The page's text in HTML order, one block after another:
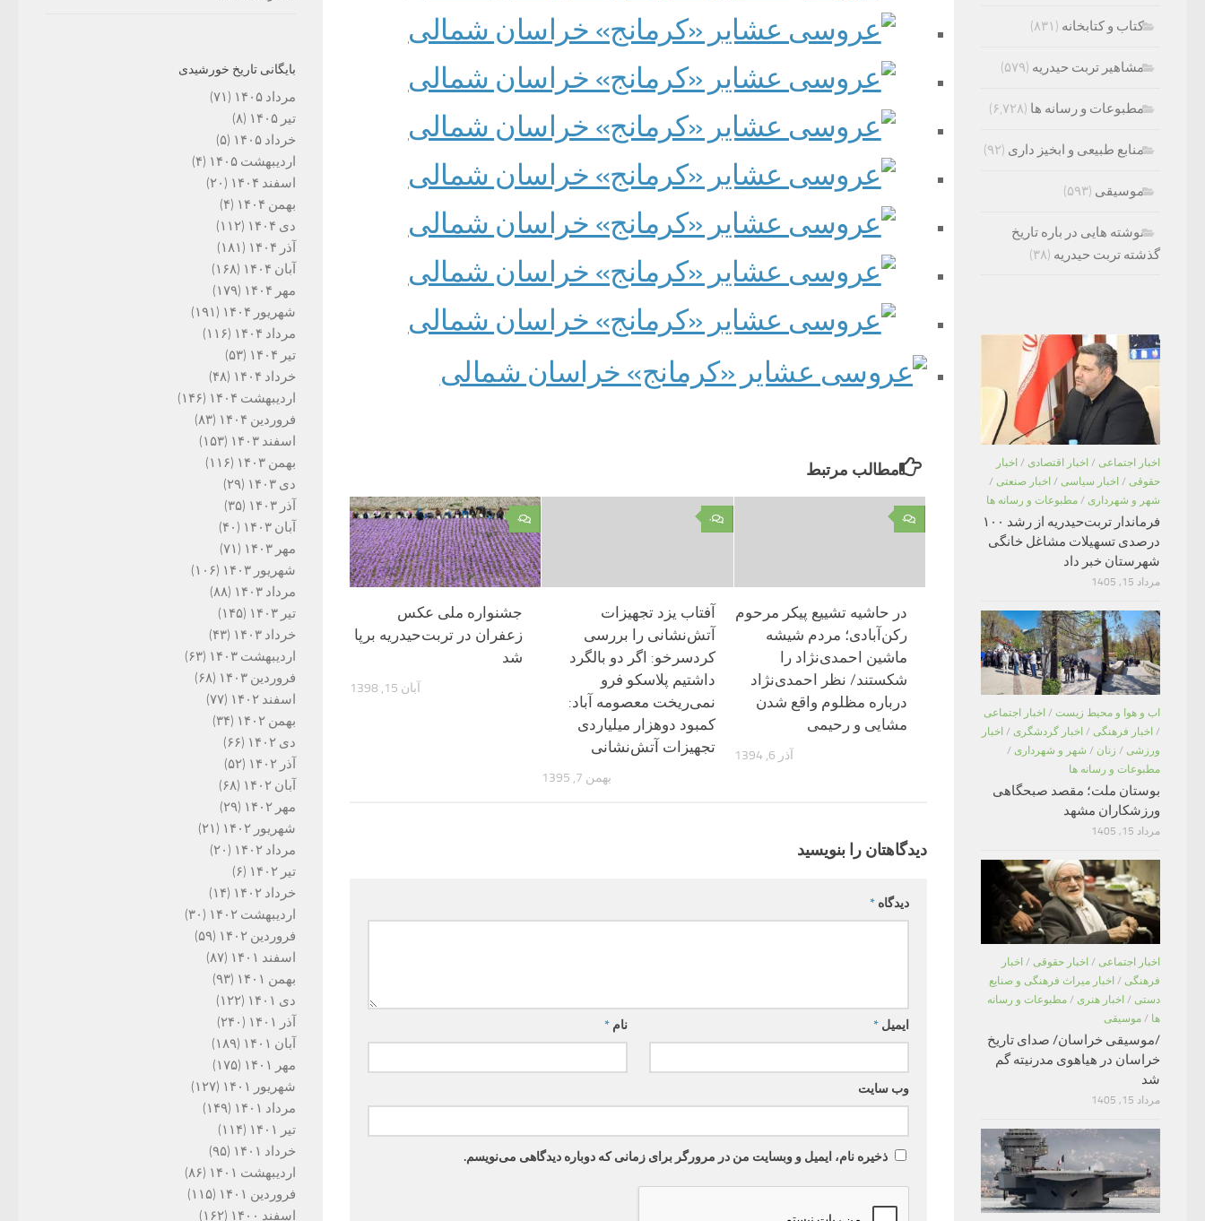
مطالب مرتبط
۰
جشنواره ملی عکس
زعفران در تربت‌حیدریه برپا
شد
آبان 15, 1398
۰
آفتاب یزد تجهیزات
آتش‌نشانی را بررسی
کردسرخو: اگر دو بالگرد
داشتیم پلاسکو فرو
نمی‌ریخت معصومه آباد:
کمبود دوهزار میلیاردی
تجهیزات آتش‌نشانی
بهمن 7, 1395
۰
در حاشیه‌ تشییع پیکر مرحوم
رکن‌آبادی؛ مردم شیشه
ماشین احمدی‌نژاد را
شکستند/ نظر احمدی‌نژاد
درباره مظلوم واقع شدن
مشایی و رحیمی
آذر 6, 1394
دیدگاهتان را بنویسید
دیدگاه *
نام* ایمیل *
وب‌ سایت
ذخیره نام، ایمیل و وبسایت من در مرورگر برای زمانی که دوباره دیدگاهی می‌نویسم.
بایگانی تاریخ خورشیدی
مرداد ۱۴۰۵
(۷۱)
تیر ۱۴۰۵
(۸)
خرداد ۱۴۰۵
(۵)
اردیبهشت ۱۴۰۵
(۴)
اسفند ۱۴۰۴
(۲۰)
بهمن ۱۴۰۴
(۴)
دی ۱۴۰۴
(۱۱۲)
آذر ۱۴۰۴
(۱۸۱)
آبان ۱۴۰۴
(۱۶۸)
مهر ۱۴۰۴
(۱۷۹)
شهریور ۱۴۰۴
(۱۹۱)
مرداد ۱۴۰۴
(۱۱۶)
تیر ۱۴۰۴
(۵۳)
خرداد ۱۴۰۴
(۴۸)
اردیبهشت ۱۴۰۴
(۱۴۶)
فروردین ۱۴۰۴
(۸۳)
اسفند ۱۴۰۳
(۱۵۳)
بهمن ۱۴۰۳
(۱۱۶)
دی ۱۴۰۳
(۲۹)
آذر ۱۴۰۳
(۳۵)
آبان ۱۴۰۳
(۴۰)
مهر ۱۴۰۳
(۷۱)
شهریور ۱۴۰۳
(۱۰۶)
مرداد ۱۴۰۳
(۸۸)
تیر ۱۴۰۳
(۱۴۵)
خرداد ۱۴۰۳
(۴۳)
اردیبهشت ۱۴۰۳
(۶۳)
فروردین ۱۴۰۳
(۶۸)
اسفند ۱۴۰۲
(۷۷)
بهمن ۱۴۰۲
(۳۴)
دی ۱۴۰۲
(۶۶)
آذر ۱۴۰۲
(۵۲)
آبان ۱۴۰۲
(۶۸)
مهر ۱۴۰۲
(۲۹)
شهریور ۱۴۰۲
(۲۱)
مرداد ۱۴۰۲
(۲۰)
تیر ۱۴۰۲
(۶)
خرداد ۱۴۰۲
(۱۴)
اردیبهشت ۱۴۰۲
(۳۰)
فروردین ۱۴۰۲
(۵۹)
اسفند ۱۴۰۱
(۸۷)
بهمن ۱۴۰۱
(۹۳)
دی ۱۴۰۱
(۱۲۲)
آذر ۱۴۰۱
(۲۴۰)
آبان ۱۴۰۱
(۱۸۹)
مهر ۱۴۰۱
(۱۷۵)
شهریور ۱۴۰۱
(۱۲۷)
مرداد ۱۴۰۱
(۱۴۹)
تیر ۱۴۰۱
(۱۱۴)
خرداد ۱۴۰۱
(۹۵)
اردیبهشت ۱۴۰۱
(۸۶)
فروردین ۱۴۰۱
(۱۱۵)
اسفند ۱۴۰۰
(۱۶۲)
کتاب و کتابخانه (۸۳۱)
مشاهیر تربت حیدریه (۵۷۹)
مطبوعات و رسانه ها (۶,۷۲۸)
منابع طبیعی و ابخیز داری (۹۲)
موسیقی (۵۹۳)
نوشته هایی در باره تاریخ
گذشته تربت حیدریه (۳۸)
اخبار اجتماعی / اخبار اقتصادی / اخبار
حقوقی / اخبار سیاسی / اخبار صنعتی /
شهر و شهرداری / مطبوعات و رسانه ها
فرماندار تربت‌حیدریه از رشد ۱۰۰
درصدی تسهیلات مشاغل خانگی
شهرستان خبر داد
مرداد 15, 1405
اب و هوا و محیط زیست / اخبار اجتماعی
/ اخبار فرهنگی / اخبار گردشگری / اخبار
ورزشی / زنان / شهر و شهرداری /
مطبوعات و رسانه ها
بوستان ملت؛ مقصد صبحگاهی
ورزشکاران مشهد
مرداد 15, 1405
اخبار اجتماعی / اخبار حقوقی / اخبار
فرهنگی / اخبار میراث فرهنگی و صنایع
دستی / اخبار هنری / مطبوعات و رسانه
ها / موسیقی
/موسیقی خراسان/ صدای تاریخ
خراسان در هیاهوی مدرنیته گم
شد
مرداد 15, 1405